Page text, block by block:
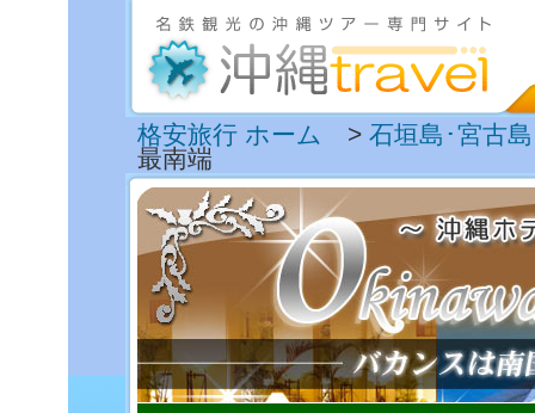
格安旅行 ホーム > 石垣島･宮古島
最南端